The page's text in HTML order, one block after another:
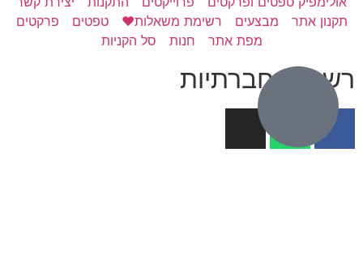
רשתות חברתיות
תקנון אתר
מבצעים רשימת משאלות❤️ טפטים
פרקטים
מפת אתר
חנות סל הקניות